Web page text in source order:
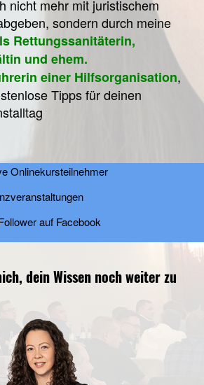
nicht mehr mit juristischem
sondern durch meine
Rettungssanitäterin,
und ehem.
einer Hilfsorganisation,
Tipps für deinen
Onlinekursteilnehmer
auf Facebook
auf Instagram
dein Wissen noch weiter zu